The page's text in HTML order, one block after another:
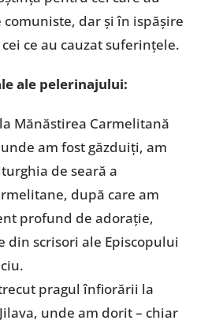
dar și în ispășire
ce au cauzat suferințele.
ale pelerinajului:
Mănăstirea Carmelitană
am fost găzduiți, am
de seară a
după care am
profund de adorație,
din scrisori ale Episcopului
pragul înfiorării la
unde am dorit – chiar